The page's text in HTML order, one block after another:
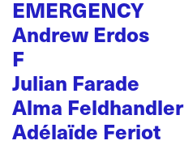
EMERGENCY
Andrew Erdos
F
Julian Farade
Alma Feldhandler
Adélaïde Feriot